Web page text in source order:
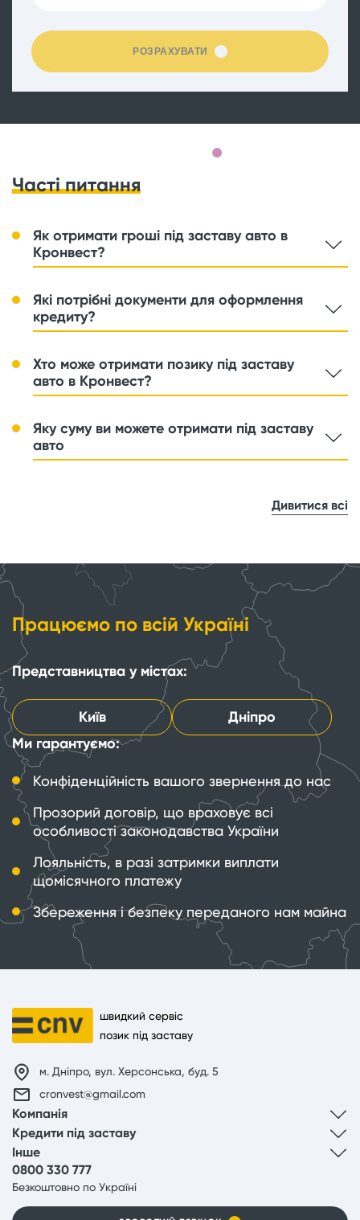
РОЗРАХУВАТИ
Часті питання
Як отримати гроші під заставу авто в
Кронвест?
Які потрібні документи для оформлення
кредиту?
Хто може отримати позику під заставу
авто в Кронвест?
Яку суму ви можете отримати під заставу
авто
Дивитися всі
Працюємо по всій Україні
Представництва у містах:
Київ
Дніпро
Ми гарантуємо:
Конфіденційність вашого звернення до нас
Прозорий договір, що враховує всі
особливості законодавства України
Лояльність, в разі затримки виплати
щомісячного платежу
Збереження і безпеку переданого нам майна
швидкий сервіс
позик під заставу
м. Дніпро, вул. Херсонська, буд. 5
cronvest@gmail.com
Компанія
Кредити під заставу
Інше
0800 330 777
Безкоштовно по Україні